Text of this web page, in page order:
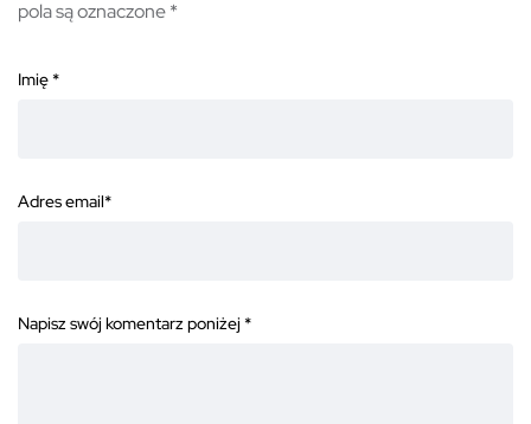
pola są oznaczone*
Imię *
Adres email*
Napisz swój komentarz poniżej *